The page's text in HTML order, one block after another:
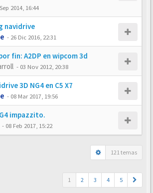
2014, 16:44
navidrive
- 26 Dic 2016, 22:31
fin: A2DP en wipcom 3d
- 03 Nov 2012, 20:38
3D NG4 en C5 X7
- 08 Mar 2017, 19:56
impazzito.
- 08 Feb 2017, 15:22
121 temas
1 2 3 4 5